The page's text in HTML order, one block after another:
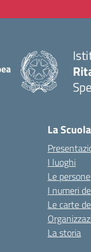
La Scuola
I luoghi
Le persone
I numeri
Le carte
La storia